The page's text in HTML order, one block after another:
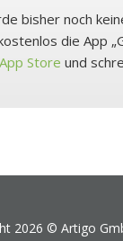
bisher noch
die App
Store und
2026 © Artigo